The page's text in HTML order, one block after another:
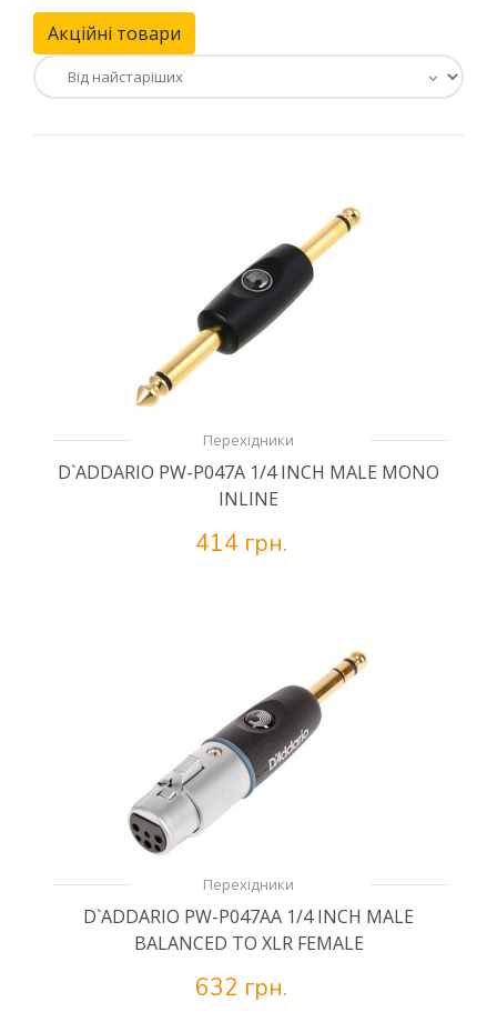
Акційні товари
Перехідники
D`ADDARIO PW-P047A 1/4 INCH MALE MONO
INLINE
414 грн.
Перехідники
D`ADDARIO PW-P047AA 1/4 INCH MALE
BALANCED TO XLR FEMALE
632 грн.